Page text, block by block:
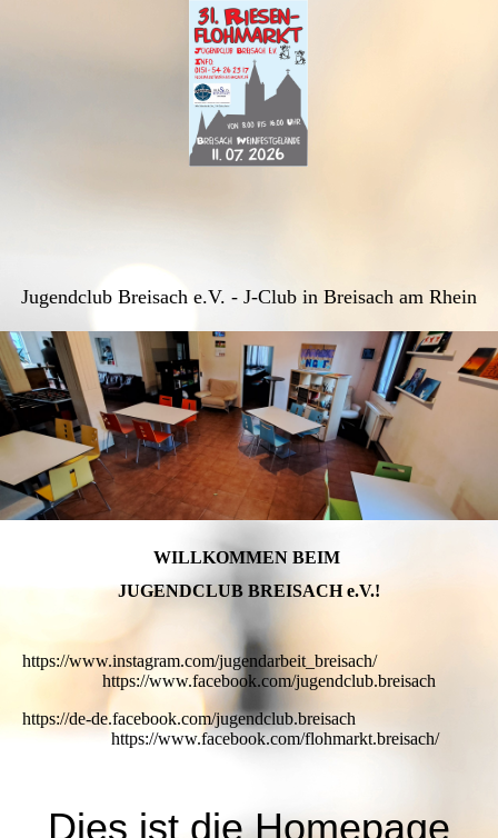
Jugendclub Breisach e.V. - J-Club in Breisach am Rhein
WILLKOMMEN BEIM
JUGENDCLUB BREISACH e.V.!
https://www.instagram.com/jugendarbeit_breisach/
https://www.facebook.com/jugendclub.breisach
https://de-de.facebook.com/jugendclub.breisach
https://www.facebook.com/flohmarkt.breisach/
Dies ist die Homepage